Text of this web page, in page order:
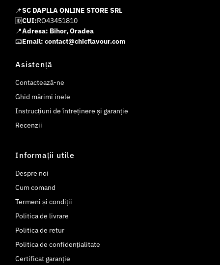
📌SC DAPLLA ONLINE STORE SRL
🆔CUI:RO43451810
📍Adresa: Bihor, Oradea
📧Email: contact@chicflavour.com
Asistență
Contactează-ne
Ghid mărimi inele
Instrucțiuni de întreținere și garanție
Recenzii
Informații utile
Despre noi
Cum comand
Termeni și condiții
Politica de livrare
Politica de retur
Politica de confidențialitate
Certificat garanție